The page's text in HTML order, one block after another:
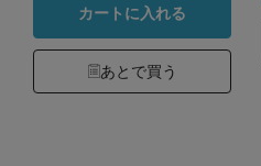
カートに入れる
あとで買う